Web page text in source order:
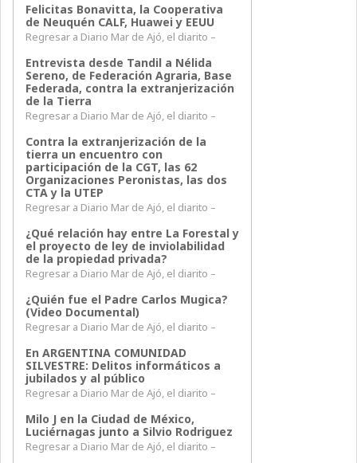
Felicitas Bonavitta, la Cooperativa
de Neuquén CALF, Huawei y EEUU
Regresar a Diario Mar de Ajó, el diarito –
Entrevista desde Tandil a Nélida
Sereno, de Federación Agraria, Base
Federada, contra la extranjerización
de la Tierra
Regresar a Diario Mar de Ajó, el diarito –
Contra la extranjerización de la
tierra un encuentro con
participación de la CGT, las 62
Organizaciones Peronistas, las dos
CTA y la UTEP
Regresar a Diario Mar de Ajó, el diarito –
¿Qué relación hay entre La Forestal y
el proyecto de ley de inviolabilidad
de la propiedad privada?
Regresar a Diario Mar de Ajó, el diarito –
¿Quién fue el Padre Carlos Mugica?
(Video Documental)
Regresar a Diario Mar de Ajó, el diarito –
En ARGENTINA COMUNIDAD
SILVESTRE: Delitos informáticos a
jubilados y al público
Regresar a Diario Mar de Ajó, el diarito –
Milo J en la Ciudad de México,
Luciérnagas junto a Silvio Rodriguez
Regresar a Diario Mar de Ajó, el diarito –